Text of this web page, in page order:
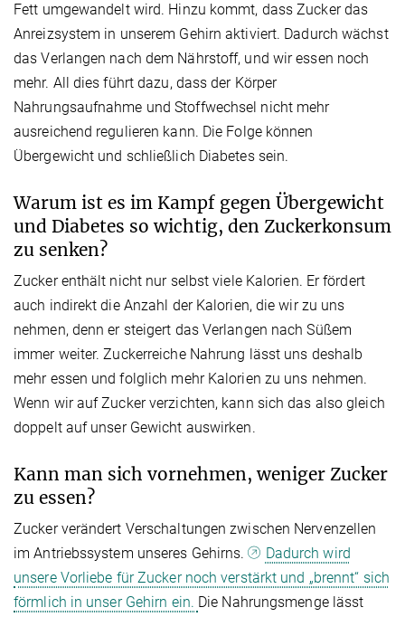
Fett umgewandelt wird. Hinzu kommt, dass Zucker das
Anreizsystem in unserem Gehirn aktiviert. Dadurch wächst
das Verlangen nach dem Nährstoff, und wir essen noch
mehr. All dies führt dazu, dass der Körper
Nahrungsaufnahme und Stoffwechsel nicht mehr
ausreichend regulieren kann. Die Folge können
Übergewicht und schließlich Diabetes sein.
Warum ist es im Kampf gegen Übergewicht
und Diabetes so wichtig, den Zuckerkonsum
zu senken?
Zucker enthält nicht nur selbst viele Kalorien. Er fördert
auch indirekt die Anzahl der Kalorien, die wir zu uns
nehmen, denn er steigert das Verlangen nach Süßem
immer weiter. Zuckerreiche Nahrung lässt uns deshalb
mehr essen und folglich mehr Kalorien zu uns nehmen.
Wenn wir auf Zucker verzichten, kann sich das also gleich
doppelt auf unser Gewicht auswirken.
Kann man sich vornehmen, weniger Zucker
zu essen?
Zucker verändert Verschaltungen zwischen Nervenzellen
im Antriebssystem unseres Gehirns.
Dadurch wird
unsere Vorliebe für Zucker noch verstärkt und „brennt“ sich
förmlich in unser Gehirn ein. Die Nahrungsmenge lässt